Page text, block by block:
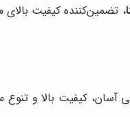
، تضمین‌کننده کیفیت
کیفیت بالا و